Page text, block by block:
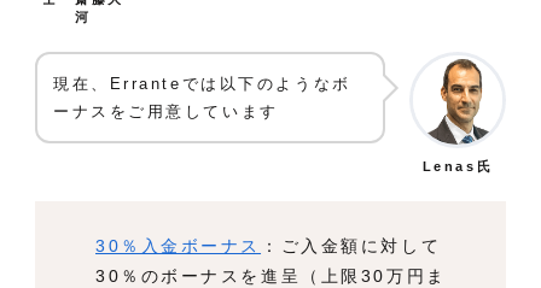
河
現在、Erranteでは以下のようなボ
ーナスをご用意しています
Lenas氏
30％入金ボーナス
：ご入金額に対して
30％のボーナスを進呈（上限30万円ま